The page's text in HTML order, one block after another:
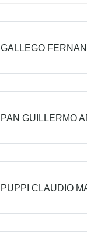
GALLEGO
PAN GUILLERMO
PUPPI CLAUDIO